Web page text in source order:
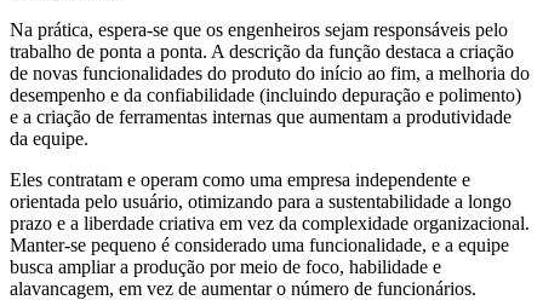
Na prática, espera-se que os engenheiros sejam responsáveis pelo
trabalho de ponta a ponta. A descrição da função destaca a criação
de novas funcionalidades do produto do início ao fim, a melhoria do
desempenho e da confiabilidade (incluindo depuração e polimento)
e a criação de ferramentas internas que aumentam a produtividade
da equipe.
Eles contratam e operam como uma empresa independente e
orientada pelo usuário, otimizando para a sustentabilidade a longo
prazo e a liberdade criativa em vez da complexidade organizacional.
Manter-se pequeno é considerado uma funcionalidade, e a equipe
busca ampliar a produção por meio de foco, habilidade e
alavancagem, em vez de aumentar o número de funcionários.